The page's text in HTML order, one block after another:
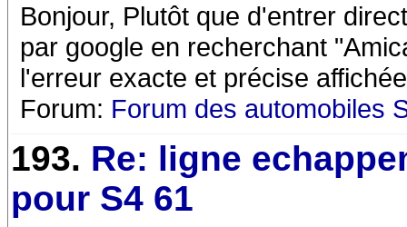
Bonjour, Plutôt que d'entrer
par google en recherchant
l'erreur exacte et précise
Forum: Forum des automobiles
193. Re: ligne
pour S4 61